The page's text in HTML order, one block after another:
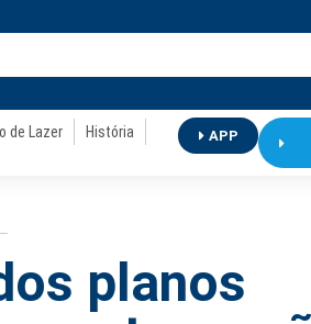
de Lazer
História
APP
planos